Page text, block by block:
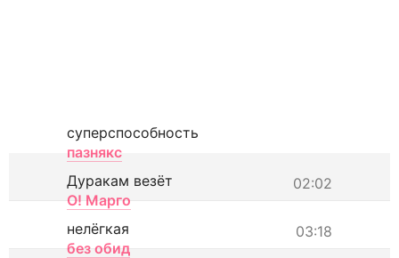
суперспособность
пазнякс
02:02
Дуракам везёт
О! Марго
03:18
нелёгкая
без обид